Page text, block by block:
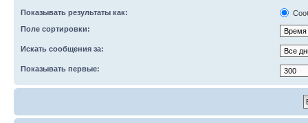
Показывать результаты как:
Поле сортировки:
Искать сообщения за:
Показывать первые: